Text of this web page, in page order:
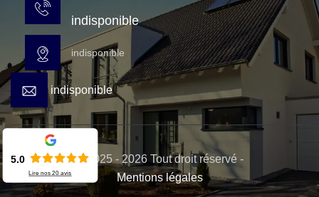
indisponible
indisponible
indisponible
© 2025 - 2026 Tout droit réservé -
Mentions légales
5.0
Lire nos20 avis